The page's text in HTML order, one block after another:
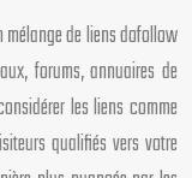
de liens dofollow
forums, annuaires de
les liens comme
qualifiés vers votre